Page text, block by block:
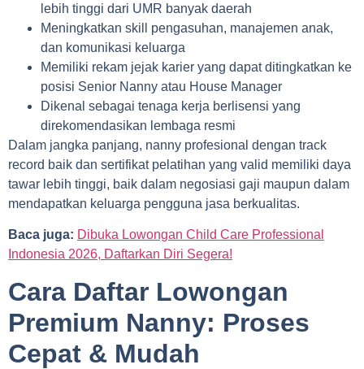
lebih tinggi dari UMR banyak daerah
Meningkatkan skill pengasuhan, manajemen anak,
dan komunikasi keluarga
Memiliki rekam jejak karier yang dapat ditingkatkan ke
posisi Senior Nanny atau House Manager
Dikenal sebagai tenaga kerja berlisensi yang
direkomendasikan lembaga resmi
Dalam jangka panjang, nanny profesional dengan track
record baik dan sertifikat pelatihan yang valid memiliki daya
tawar lebih tinggi, baik dalam negosiasi gaji maupun dalam
mendapatkan keluarga pengguna jasa berkualitas.
Baca juga: Dibuka Lowongan Child Care Professional
Indonesia 2026, Daftarkan Diri Segera!
Cara Daftar Lowongan
Premium Nanny: Proses
Cepat & Mudah